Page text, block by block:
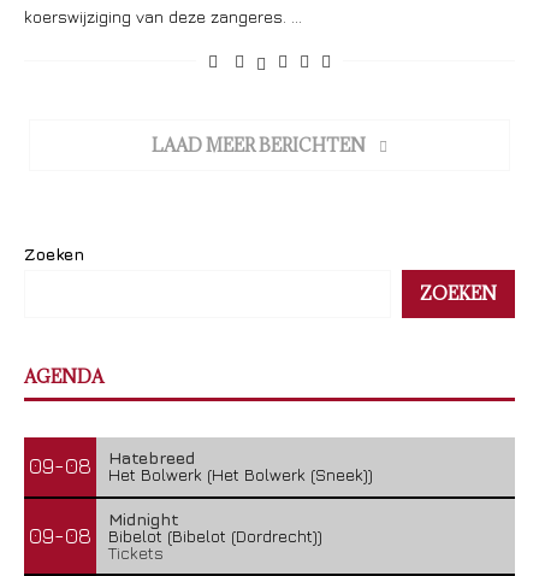
koerswijziging van deze zangeres. …
LAAD MEER BERICHTEN
Zoeken
ZOEKEN
AGENDA
09-08
Hatebreed
Het Bolwerk (Het Bolwerk (Sneek))
09-08
Midnight
Bibelot (Bibelot (Dordrecht))
Tickets